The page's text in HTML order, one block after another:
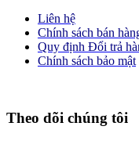
Liên hệ
Chính sách bán
Quy định Đổi trả
Chính sách bảo mật
Theo dõi chúng tôi